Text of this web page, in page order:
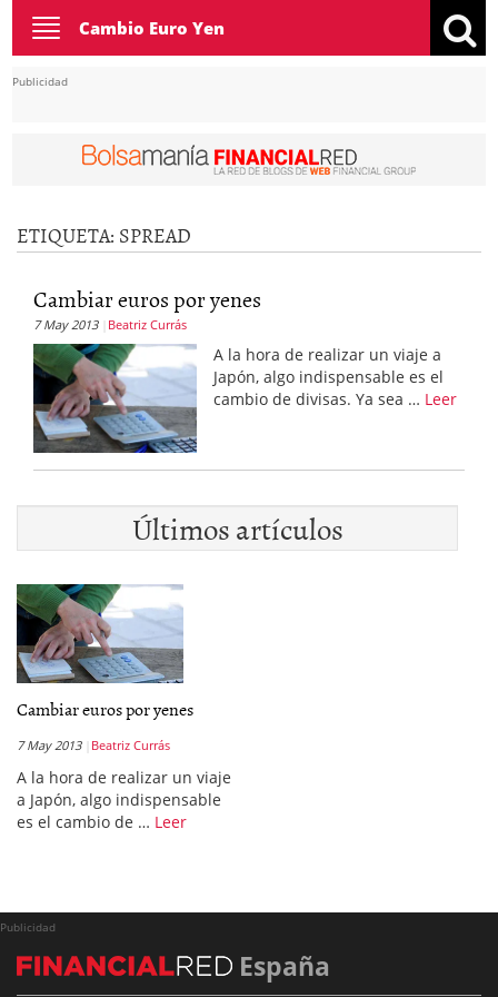
Toggle
navigation
Cambio Euro Yen
Publicidad
ETIQUETA: SPREAD
Cambiar euros por yenes
7 May 2013 Beatriz Currás
A la hora de realizar un viaje a
Japón, algo indispensable es el
cambio de divisas. Ya sea … Leer
Últimos artículos
Cambiar euros por yenes
7 May 2013 Beatriz Currás
A la hora de realizar un viaje
a Japón, algo indispensable
es el cambio de … Leer
Publicidad
España